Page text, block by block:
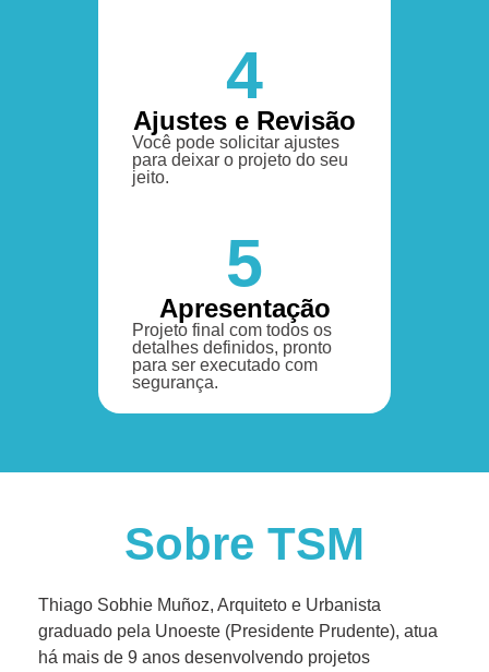
4
Ajustes e Revisão
Você pode solicitar ajustes
para deixar o projeto do seu
jeito.
5
Apresentação
Projeto final com todos os
detalhes definidos, pronto
para ser executado com
segurança.
Sobre TSM
Thiago Sobhie Muñoz, Arquiteto e Urbanista
graduado pela Unoeste (Presidente Prudente), atua
há mais de 9 anos desenvolvendo projetos